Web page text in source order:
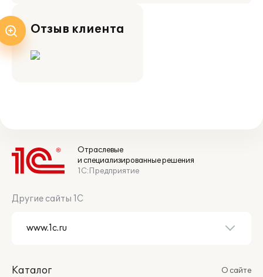
Отзыв клиента
Отраслевые
и специализированные решения
1С:Предприятие
Другие сайты 1С
Каталог
О сайте